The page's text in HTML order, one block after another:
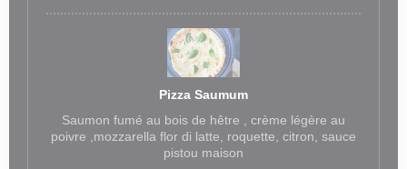
Pizza Saumum
Saumon fumé au bois de hêtre , crème légère au
poivre ,mozzarella flor di latte, roquette, citron, sauce
pistou maison